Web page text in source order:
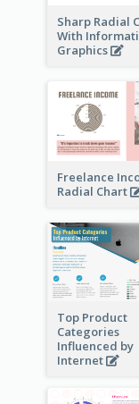
Sharp Radial
With
Graphics
Freelance
Radial Chart
Top Product
Categories
Influenced by
Internet